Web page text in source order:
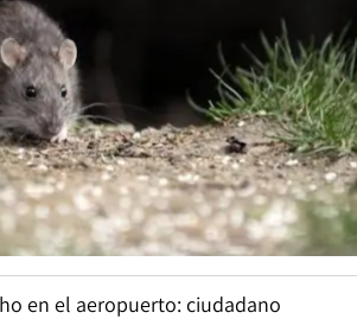
en el aeropuerto: ciudadano